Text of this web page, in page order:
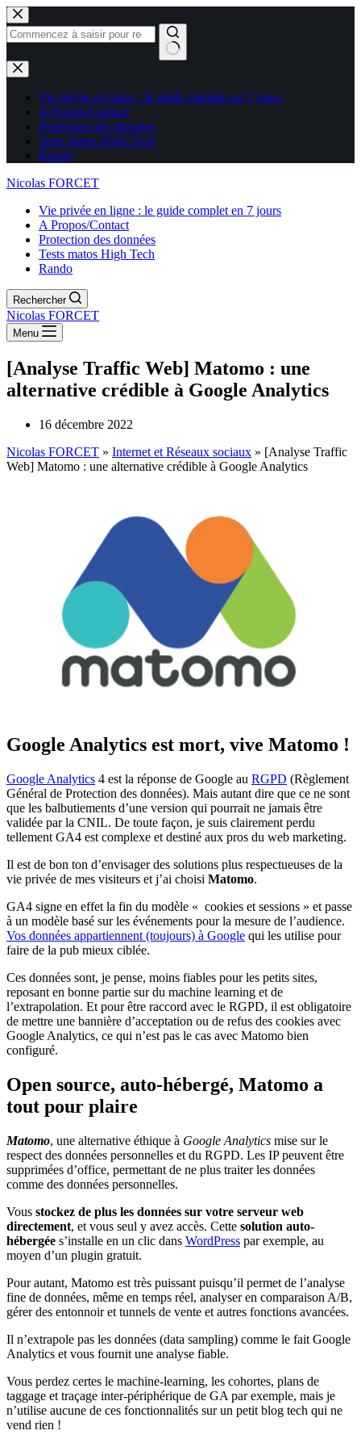
Aucun
résultat
Vie privée en ligne : le guide complet en 7 jours
A Propos/Contact
Protection des données
Tests matos High Tech
Rando
Nicolas FORCET
Vie privée en ligne : le guide complet en 7 jours
A Propos/Contact
Protection des données
Tests matos High Tech
Rando
Rechercher
Nicolas FORCET
Menu
[Analyse Traffic Web] Matomo : une
alternative crédible à Google Analytics
16 décembre 2022
Nicolas FORCET » Internet et Réseaux sociaux » [Analyse Traffic
Web] Matomo : une alternative crédible à Google Analytics
Google Analytics est mort, vive Matomo !
Google Analytics 4 est la réponse de Google au RGPD (Règlement
Général de Protection des données). Mais autant dire que ce ne sont
que les balbutiements d’une version qui pourrait ne jamais être
validée par la CNIL. De toute façon, je suis clairement perdu
tellement GA4 est complexe et destiné aux pros du web marketing.
Il est de bon ton d’envisager des solutions plus respectueuses de la
vie privée de mes visiteurs et j’ai choisi Matomo.
GA4 signe en effet la fin du modèle « cookies et sessions » et passe
à un modèle basé sur les événements pour la mesure de l’audience.
Vos données appartiennent (toujours) à Google qui les utilise pour
faire de la pub mieux ciblée.
Ces données sont, je pense, moins fiables pour les petits sites,
reposant en bonne partie sur du machine learning et de
l’extrapolation. Et pour être raccord avec le RGPD, il est obligatoire
de mettre une bannière d’acceptation ou de refus des cookies avec
Google Analytics, ce qui n’est pas le cas avec Matomo bien
configuré.
Open source, auto-hébergé, Matomo a
tout pour plaire
Matomo, une alternative éthique à Google Analytics mise sur le
respect des données personnelles et du RGPD. Les IP peuvent être
supprimées d’office, permettant de ne plus traiter les données
comme des données personnelles.
Vous stockez de plus les données sur votre serveur web
directement, et vous seul y avez accès. Cette solution auto-
hébergée s’installe en un clic dans WordPress par exemple, au
moyen d’un plugin gratuit.
Pour autant, Matomo est très puissant puisqu’il permet de l’analyse
fine de données, même en temps réel, analyser en comparaison A/B,
gérer des entonnoir et tunnels de vente et autres fonctions avancées.
Il n’extrapole pas les données (data sampling) comme le fait Google
Analytics et vous fournit une analyse fiable.
Vous perdez certes le machine-learning, les cohortes, plans de
taggage et traçage inter-périphérique de GA par exemple, mais je
n’utilise aucune de ces fonctionnalités sur un petit blog tech qui ne
vend rien !